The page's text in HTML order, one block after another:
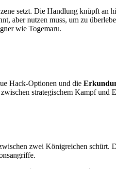
setzt. Die Handlung knüpft an
aber nutzen muss, um zu
wie Togemaru.
Hack-Optionen und die
strategischem Kampf und
zwei Königreichen schürt.